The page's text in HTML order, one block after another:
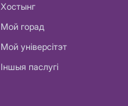
Хостынг
Мой горад
Мой універсітэт
Іншыя паслугі